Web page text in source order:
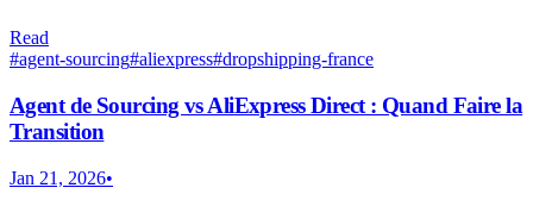
Read
#agent-sourcing#aliexpress#dropshipping-france
Agent de Sourcing vs AliExpress Direct : Quand Faire la
Transition
Jan 21, 2026•